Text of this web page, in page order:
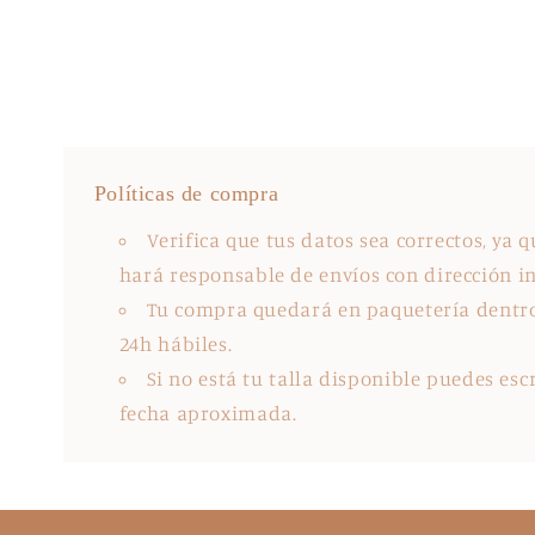
Políticas de compra
Verifica que tus datos sea correctos, ya
hará responsable de envíos con dirección
Tu compra quedará en paquetería
24h hábiles.
Si no está tu talla disponible puedes
fecha aproximada.